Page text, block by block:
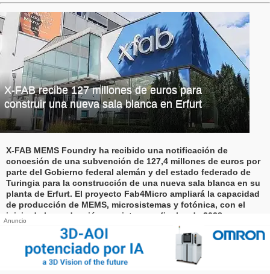
X-FAB recibe 127 millones de euros para
construir una nueva sala blanca en Erfurt
X-FAB MEMS Foundry ha recibido una notificación de
concesión de una subvención de 127,4 millones de euros por
parte del Gobierno federal alemán y del estado federado de
Turingia para la construcción de una nueva sala blanca en su
planta de Erfurt. El proyecto Fab4Micro ampliará la capacidad
de producción de MEMS, microsistemas y fotónica, con el
inicio de la producción previsto para finales de 2028.
Anuncio